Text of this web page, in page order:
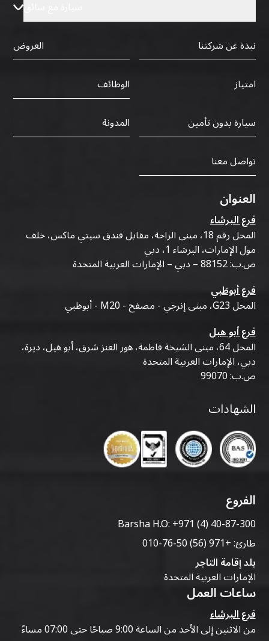
نبذة عن شركتنا
العروض
امتياز
الوظائف
سيارة بدون تأمين
المدونة
تواصل معنا
العنوان
فرع البرشاء
المحل رقم 18، مبنى الراحة، مقابل فندق سيتي ماكس، خلف
مول الإمارات، البرشاء 1، دبي
ص.ب: 88152 – دبي – الإمارات العربية المتحدة
فرع أبوظبي
المحل G23، مبنى إنرجي - مصفح - M20 - أبوظبي
فرع أبو هيل
المحل 64، مبنى الشيخة فاطمة، هور العنز شرق، أبو هيل، ديرة،
دبي، الإمارات العربية المتحدة
ص.ب: 99070
الشهادات
الفروع
Barsha H.O:+971 (4) 40-87-300
طارئ:+971 (56) 50-76-010
بلد إقامة التاجر
الإمارات العربية المتحدة
ساعات العمل
فرع البرشاء
من الاثنين إلى الأحد من الساعة 9:00 صباحًا حتى 07:00 مساءً